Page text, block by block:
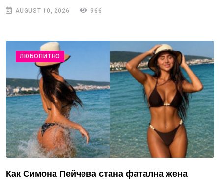
AUGUST 10, 2026 966
ЛЮБОПИТНО
Как Симона Пейчева стана фатална жена